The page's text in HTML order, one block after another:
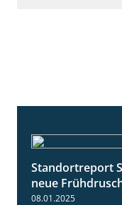
Standortreport
neue
08.01.2025